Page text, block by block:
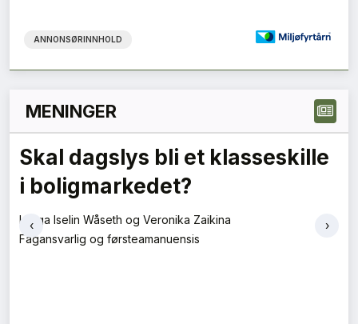
ANNONSØRINNHOLD
MENINGER
Skal dagslys bli et klasseskille
i boligmarkedet?
Helga Iselin Wåseth og Veronika Zaikina
Fagansvarlig og førsteamanuensis
‹ ›